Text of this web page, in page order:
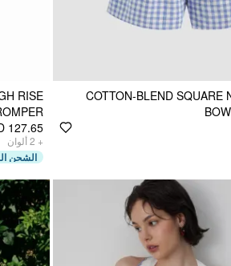
COTTON-BLEND SQUARE
RISE
127.65
+
2ألوان
الشحن